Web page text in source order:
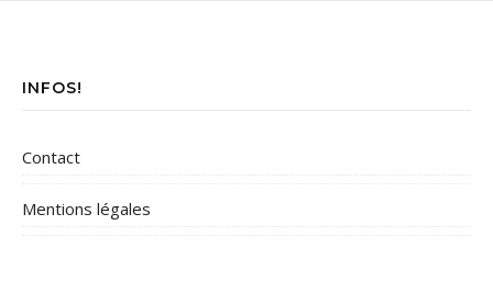
INFOS!
Contact
Mentions légales